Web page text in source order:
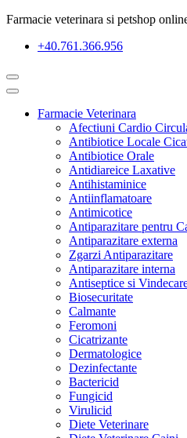
Farmacie veterinara si petshop
+40.761.366.956
Farmacie Veterinara
Afectiuni Cardio
Antibiotice Locale
Antibiotice Orale
Antidiareice Laxative
Antihistaminice
Antiinflamatoare
Antimicotice
Antiparazitare pentru
Antiparazitare externa
Zgarzi Antiparazitare
Antiparazitare interna
Antiseptice si
Biosecuritate
Calmante
Feromoni
Cicatrizante
Dermatologice
Dezinfectante
Bactericid
Fungicid
Virulicid
Diete Veterinare